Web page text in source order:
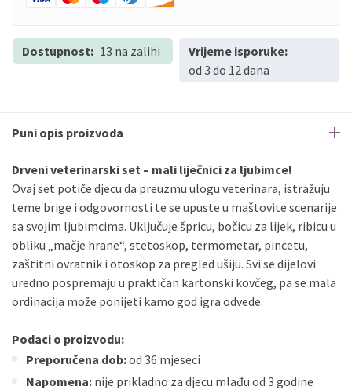
Dostupnost: 13 na zalihi
Vrijeme isporuke:
od 3 do 12 dana
Puni opis proizvoda
Drveni veterinarski set – mali liječnici za ljubimce!
Ovaj set potiče djecu da preuzmu ulogu veterinara, istražuju
teme brige i odgovornosti te se upuste u maštovite scenarije
sa svojim ljubimcima. Uključuje špricu, bočicu za lijek, ribicu u
obliku „mačje hrane“, stetoskop, termometar, pincetu,
zaštitni ovratnik i otoskop za pregled ušiju. Svi se dijelovi
uredno pospremaju u praktičan kartonski kovčeg, pa se mala
ordinacija može ponijeti kamo god igra odvede.
Podaci o proizvodu:
Preporučena dob:od 36 mjeseci
Napomena: nije prikladno za djecu mlađu od 3 godine